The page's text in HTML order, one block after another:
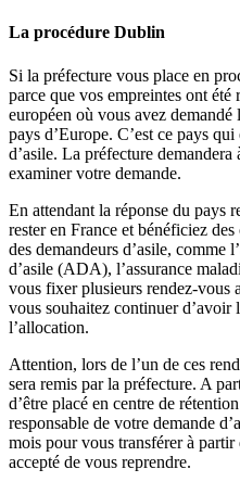
La procédure Dublin
Si la préfecture vous place en
parce que vos empreintes ont été
européen où vous avez demandé
pays d’Europe. C’est ce pays
d’asile. La préfecture
examiner votre demande.
En attendant la réponse du pays
rester en France et bénéficiez
des demandeurs d’asile, comme
d’asile (ADA), l’assurance
vous fixer plusieurs rendez-vous
vous souhaitez continuer d’avoir
l’allocation.
Attention, lors de l’un de ces
sera remis par la préfecture. A
d’être placé en centre de
responsable de votre demande
mois pour vous transférer à partir
accepté de vous reprendre.